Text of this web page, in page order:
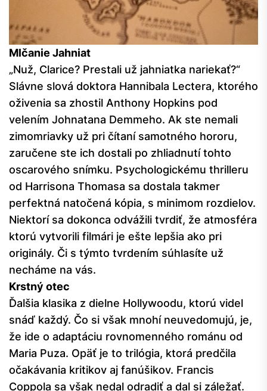
Mlčanie Jahniat
„Nuž, Clarice? Prestali už jahniatka nariekať?“
Slávne slová doktora Hannibala Lectera, ktorého
oživenia sa zhostil Anthony Hopkins pod
velením Johnatana Demmeho. Ak ste nemali
zimomriavky už pri čítaní samotného hororu,
zaručene ste ich dostali po zhliadnutí tohto
oscarového snímku. Psychologickému thrilleru
od Harrisona Thomasa sa dostala takmer
perfektná natočená kópia, s minimom rozdielov.
Niektorí sa dokonca odvážili tvrdiť, že atmosféra
ktorú vytvorili filmári je ešte lepšia ako pri
originály. Či s týmto tvrdením súhlasíte už
necháme na vás.
Krstný otec
Ďalšia klasika z dielne Hollywoodu, ktorú videl
snáď každý. Čo si však mnohí neuvedomujú, je,
že ide o adaptáciu rovnomenného románu od
Maria Puza. Opäť je to trilógia, ktorá predčila
očakávania kritikov aj fanúšikov. Francis
Coppola sa však nedal odradiť a dal si záležať.